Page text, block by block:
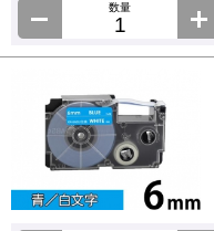
数量